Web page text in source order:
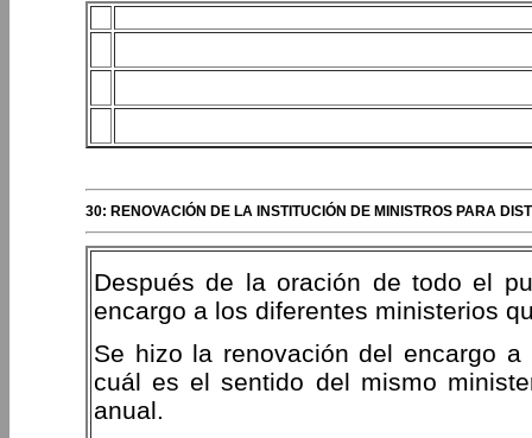
30: RENOVACIÓN DE LA INSTITUCIÓN DE MINISTROS PARA
Después de la oración de todo el
encargo a los diferentes ministerios
Se hizo la renovación del encargo
cuál es el sentido del mismo
anual.